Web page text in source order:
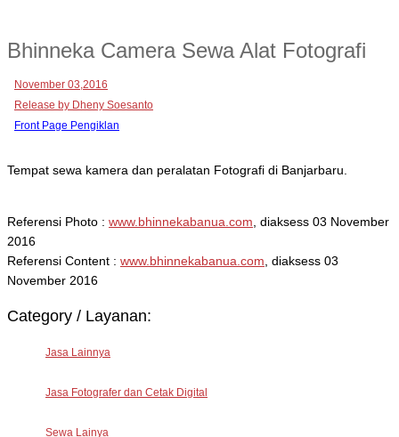
Bhinneka Camera Sewa Alat Fotografi
November 03,2016
Release by Dheny Soesanto
Front Page Pengiklan
Tempat sewa kamera dan peralatan Fotografi di Banjarbaru.
Referensi Photo : www.bhinnekabanua.com , diaksess 03 November
2016
Referensi Content : www.bhinnekabanua.com , diaksess 03
November 2016
Category / Layanan:
Jasa Lainnya
Jasa Fotografer dan Cetak Digital
Sewa Lainya